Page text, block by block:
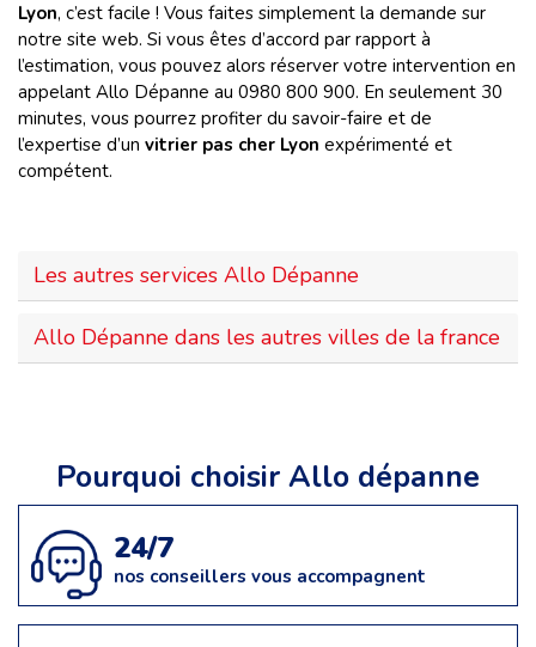
Lyon, c’est facile ! Vous faites simplement la demande sur
notre site web. Si vous êtes d’accord par rapport à
l’estimation, vous pouvez alors réserver votre intervention en
appelant Allo Dépanne au 0980 800 900. En seulement 30
minutes, vous pourrez profiter du savoir-faire et de
l’expertise d’un vitrier pas cher Lyon expérimenté et
compétent.
Les autres services Allo Dépanne
Allo Dépanne dans les autres villes de la france
Pourquoi choisir Allo dépanne
24/7
nos conseillers vous accompagnent